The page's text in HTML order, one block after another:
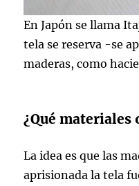
En Japón se llama
tela se reserva -se
maderas, como
¿Qué materiales
La idea es que las
aprisionada la tela